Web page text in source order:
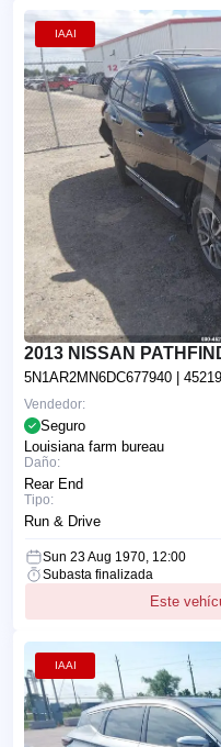
IAAI
2013 NISSAN
5N1AR2MN6DC677940 |
Vendedor:
Seguro
Louisiana farm bureau
Daño:
Rear End
Tipo:
Run & Drive
Sun 23 Aug 1970, 12:00
Subasta finalizada
Este
IAAI